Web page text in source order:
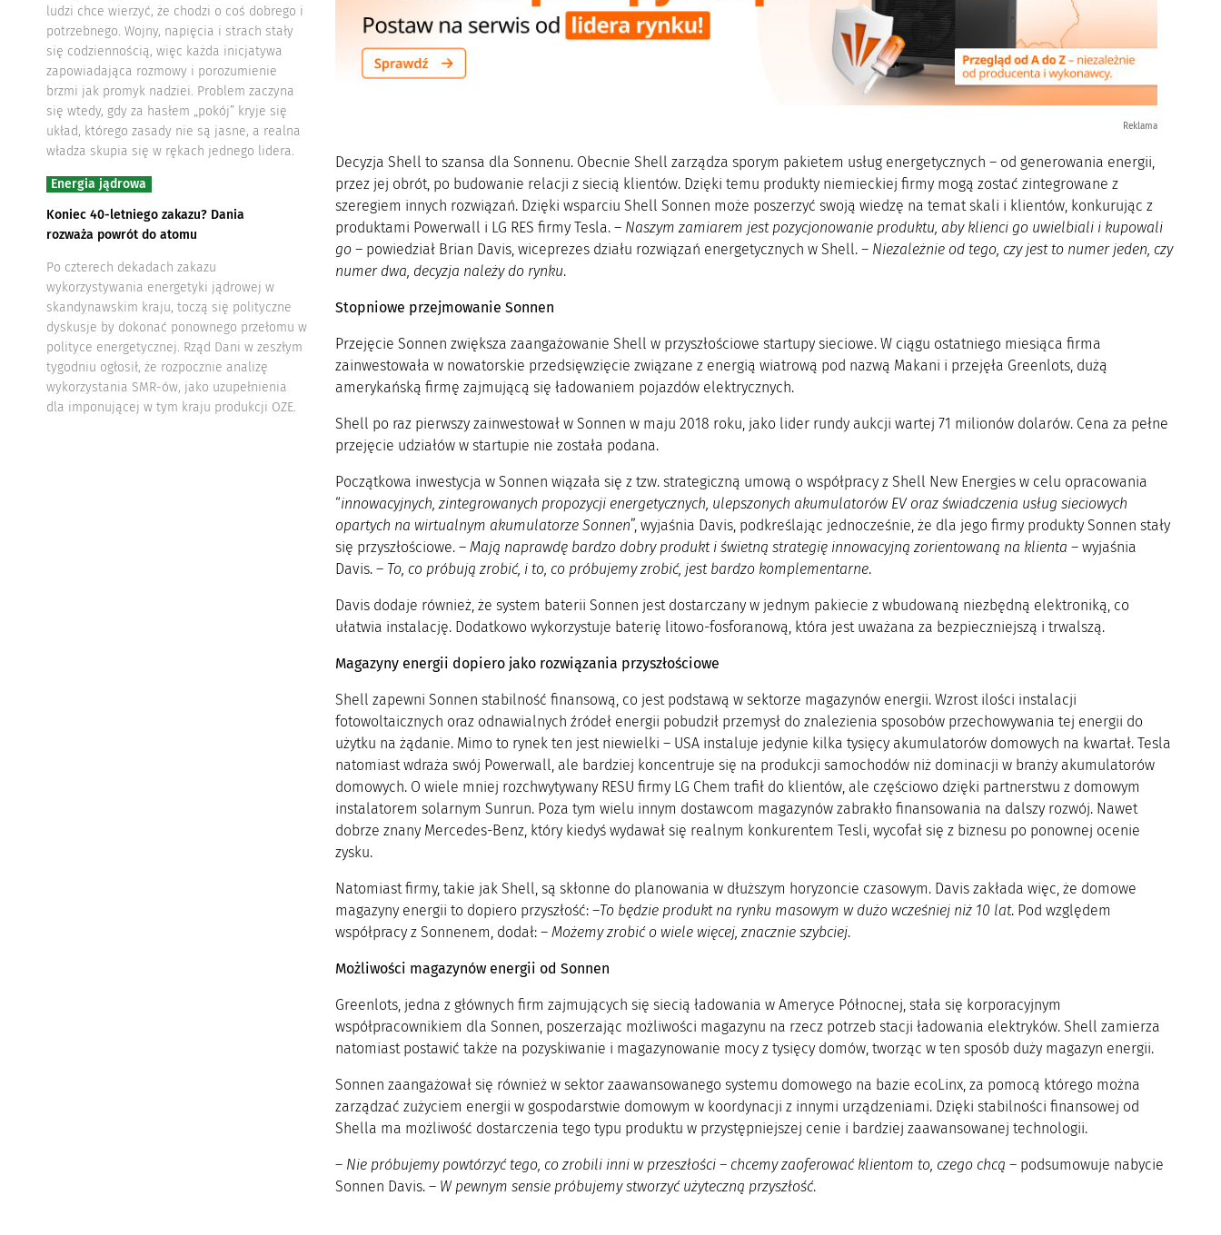
ludzi chce wierzyć, że chodzi o coś dobrego i
potrzebnego. Wojny, napięcia i strach stały
się codziennością, więc każda inicjatywa
zapowiadająca rozmowy i porozumienie
brzmi jak promyk nadziei. Problem zaczyna
się wtedy, gdy za hasłem „pokój” kryje się
układ, którego zasady nie są jasne, a realna
władza skupia się w rękach jednego lidera.
Energia jądrowa
Koniec 40-letniego zakazu? Dania
rozważa powrót do atomu
Po czterech dekadach zakazu
wykorzystywania energetyki jądrowej w
skandynawskim kraju, toczą się polityczne
dyskusje by dokonać ponownego przełomu w
polityce energetycznej. Rząd Dani w zeszłym
tygodniu ogłosił, że rozpocznie analizę
wykorzystania SMR-ów, jako uzupełnienia
dla imponującej w tym kraju produkcji OZE.
Reklama
Decyzja Shell to szansa dla Sonnenu. Obecnie Shell zarządza sporym pakietem usług energetycznych – od generowania energii,
przez jej obrót, po budowanie relacji z siecią klientów. Dzięki temu produkty niemieckiej firmy mogą zostać zintegrowane z
szeregiem innych rozwiązań. Dzięki wsparciu Shell Sonnen może poszerzyć swoją wiedzę na temat skali i klientów, konkurując z
produktami Powerwall i LG RES firmy Tesla. – Naszym zamiarem jest pozycjonowanie produktu, aby klienci go uwielbiali i kupowali
go– powiedział Brian Davis, wiceprezes działu rozwiązań energetycznych w Shell. – Niezależnie od tego, czy jest to numer jeden, czy
numer dwa, decyzja należy do rynku.
Stopniowe przejmowanie Sonnen
Przejęcie Sonnen zwiększa zaangażowanie Shell w przyszłościowe startupy sieciowe. W ciągu ostatniego miesiąca firma
zainwestowała w nowatorskie przedsięwzięcie związane z energią wiatrową pod nazwą Makani i przejęła Greenlots, dużą
amerykańską firmę zajmującą się ładowaniem pojazdów elektrycznych.
Shell po raz pierwszy zainwestował w Sonnen w maju 2018 roku, jako lider rundy aukcji wartej 71 milionów dolarów. Cena za pełne
przejęcie udziałów w startupie nie została podana.
Początkowa inwestycja w Sonnen wiązała się z tzw. strategiczną umową o współpracy z Shell New Energies w celu opracowania
“innowacyjnych, zintegrowanych propozycji energetycznych, ulepszonych akumulatorów EV oraz świadczenia usług sieciowych
opartych na wirtualnym akumulatorze Sonnen”, wyjaśnia Davis, podkreślając jednocześnie, że dla jego firmy produkty Sonnen stały
się przyszłościowe. – Mają naprawdę bardzo dobry produkt i świetną strategię innowacyjną zorientowaną na klienta – wyjaśnia
Davis. – To, co próbują zrobić, i to, co próbujemy zrobić, jest bardzo komplementarne.
Davis dodaje również, że system baterii Sonnen jest dostarczany w jednym pakiecie z wbudowaną niezbędną elektroniką, co
ułatwia instalację. Dodatkowo wykorzystuje baterię litowo-fosforanową, która jest uważana za bezpieczniejszą i trwalszą.
Magazyny energii dopiero jako rozwiązania przyszłościowe
Shell zapewni Sonnen stabilność finansową, co jest podstawą w sektorze magazynów energii. Wzrost ilości instalacji
fotowoltaicznych oraz odnawialnych źródeł energii pobudził przemysł do znalezienia sposobów przechowywania tej energii do
użytku na żądanie. Mimo to rynek ten jest niewielki – USA instaluje jedynie kilka tysięcy akumulatorów domowych na kwartał. Tesla
natomiast wdraża swój Powerwall, ale bardziej koncentruje się na produkcji samochodów niż dominacji w branży akumulatorów
domowych. O wiele mniej rozchwytywany RESU firmy LG Chem trafił do klientów, ale częściowo dzięki partnerstwu z domowym
instalatorem solarnym Sunrun. Poza tym wielu innym dostawcom magazynów zabrakło finansowania na dalszy rozwój. Nawet
dobrze znany Mercedes-Benz, który kiedyś wydawał się realnym konkurentem Tesli, wycofał się z biznesu po ponownej ocenie
zysku.
Natomiast firmy, takie jak Shell, są skłonne do planowania w dłuższym horyzoncie czasowym. Davis zakłada więc, że domowe
magazyny energii to dopiero przyszłość: –To będzie produkt na rynku masowym w dużo wcześniej niż 10 lat. Pod względem
współpracy z Sonnenem, dodał: – Możemy zrobić o wiele więcej, znacznie szybciej.
Możliwości magazynów energii od Sonnen
Greenlots, jedna z głównych firm zajmujących się siecią ładowania w Ameryce Północnej, stała się korporacyjnym
współpracownikiem dla Sonnen, poszerzając możliwości magazynu na rzecz potrzeb stacji ładowania elektryków. Shell zamierza
natomiast postawić także na pozyskiwanie i magazynowanie mocy z tysięcy domów, tworząc w ten sposób duży magazyn energii.
Sonnen zaangażował się również w sektor zaawansowanego systemu domowego na bazie ecoLinx, za pomocą którego można
zarządzać zużyciem energii w gospodarstwie domowym w koordynacji z innymi urządzeniami. Dzięki stabilności finansowej od
Shella ma możliwość dostarczenia tego typu produktu w przystępniejszej cenie i bardziej zaawansowanej technologii.
– Nie próbujemy powtórzyć tego, co zrobili inni w przeszłości – chcemy zaoferować klientom to, czego chcą – podsumowuje nabycie
Sonnen Davis. – W pewnym sensie próbujemy stworzyć użyteczną przyszłość.